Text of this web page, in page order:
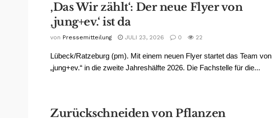
‚Das Wir zählt‘: Der neue Flyer von
‚jung+ev.‘ ist da
von Pressemitteilung JULI 23, 2026 0 22
Lübeck/Ratzeburg (pm). Mit einem neuen Flyer startet das Team von
„jung+ev.“ in die zweite Jahreshälfte 2026. Die Fachstelle für die...
Zurückschneiden von Pflanzen